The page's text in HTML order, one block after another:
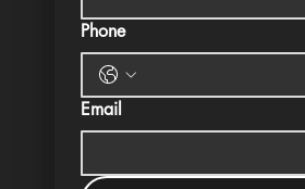
Phone
Email